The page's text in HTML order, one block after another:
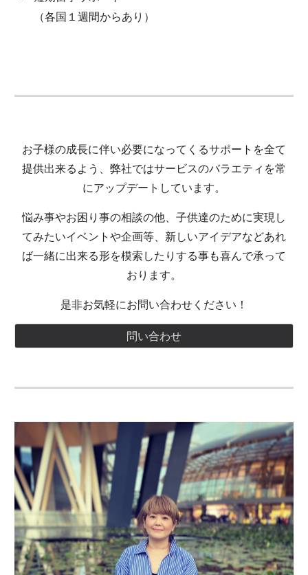
（各国１週間からあり）
お子様の成長に伴い必要になってくるサポートを全て
提供出来るよう、弊社ではサービスのバラエティを常
にアップデートしています。
悩み事やお困り事の相談の他、子供達のために実現し
てみたいイベントや企画等、新しいアイデアなどあれ
ば一緒に出来る形を模索したりする事も喜んで承って
おります。
是非お気軽にお問い合わせください！
問い合わせ